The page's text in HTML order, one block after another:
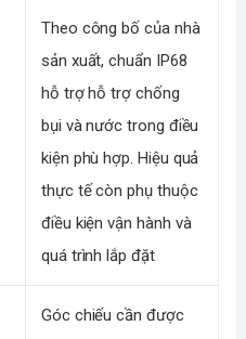
Theo công bố của nhà
sản xuất, chuẩn IP68
hỗ trợ hỗ trợ chống
bụi và nước trong điều
kiện phù hợp. Hiệu quả
thực tế còn phụ thuộc
điều kiện vận hành và
quá trình lắp đặt
Góc chiếu cần được